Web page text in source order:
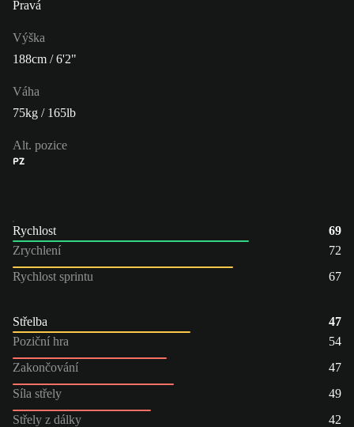
Pravá
Výška
188cm / 6'2"
Váha
75kg / 165lb
Alt. pozice
PZ
Rychlost
69
Zrychlení
72
Rychlost sprintu
67
Střelba
47
Poziční hra
54
Zakončování
47
Síla střely
49
Střely z dálky
42